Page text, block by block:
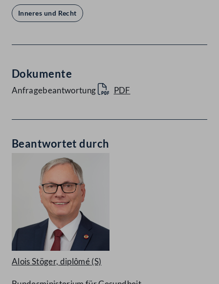
Inneres und Recht
Dokumente
Anfragebeantwortung PDF
Beantwortet durch
Alois Stöger, diplômé(S)